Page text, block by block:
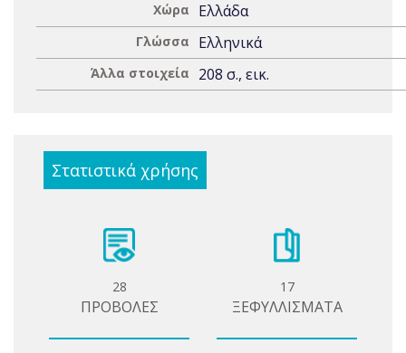
Χώρα Ελλάδα
Γλώσσα Ελληνικά
Άλλα στοιχεία 208 σ., εικ.
Στατιστικά χρήσης
28
ΠΡΟΒΟΛΕΣ
17
ΞΕΦΥΛΛΙΣΜΑΤΑ